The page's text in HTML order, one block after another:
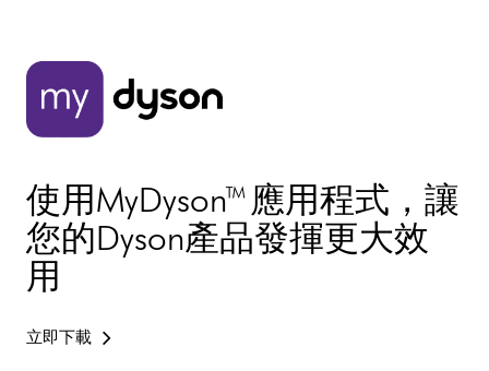
使用MyDyson™ 應用程式，讓
您的Dyson產品發揮更大效
用
立即下載